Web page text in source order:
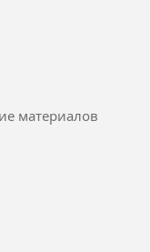
материалов